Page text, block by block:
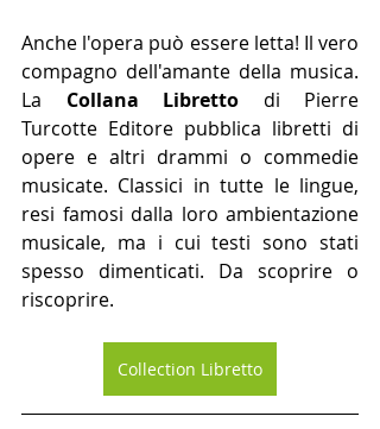
Anche l'opera può essere letta! Il vero
compagno dell'amante della musica.
La Collana Libretto di Pierre
Turcotte Editore pubblica libretti di
opere e altri drammi o commedie
musicate. Classici in tutte le lingue,
resi famosi dalla loro ambientazione
musicale, ma i cui testi sono stati
spesso dimenticati. Da scoprire o
riscoprire.
Collection Libretto